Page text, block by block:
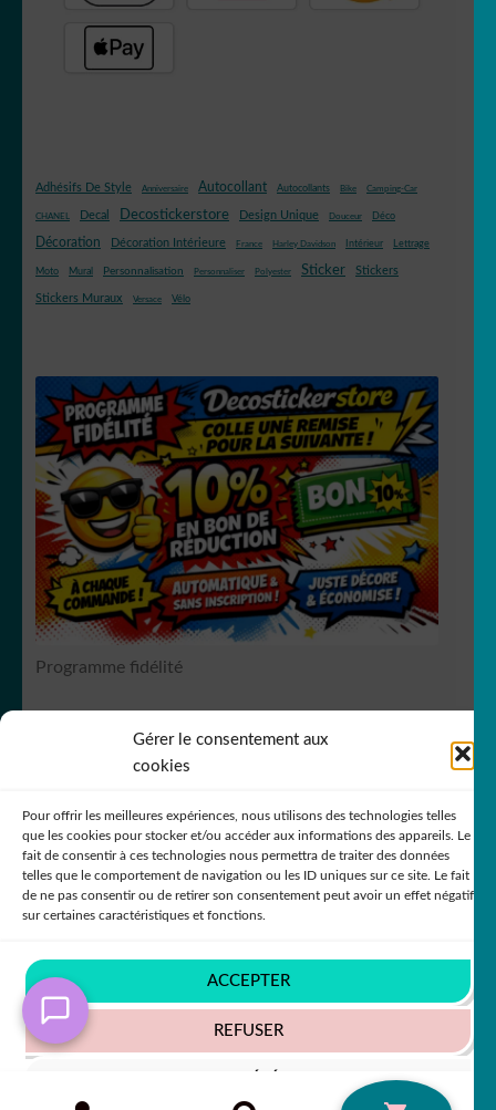
Gérer le consentement aux
cookies
Pour offrir les meilleures expériences, nous utilisons des technologies telles
que les cookies pour stocker et/ou accéder aux informations des appareils. Le
fait de consentir à ces technologies nous permettra de traiter des données
telles que le comportement de navigation ou les ID uniques sur ce site. Le fait
de ne pas consentir ou de retirer son consentement peut avoir un effet négatif
sur certaines caractéristiques et fonctions.
ACCEPTER
REFUSER
Adhésifs De Style Anniversaire Autocollant Autocollants Bike Camping-Car
CHANEL Decal Decostickerstore Design Unique Douceur Déco
Décoration Décoration Intérieure France Harley Davidson Intérieur Lettrage
Moto Mural Personnalisation Personnaliser Polyester Sticker Stickers
Stickers Muraux Versace Vélo
Programme fidélité
RCS Bergerac SIREN 751
© DecoStickerStore 2026
Politique de confidentialité
Recherche
RECHERCHE